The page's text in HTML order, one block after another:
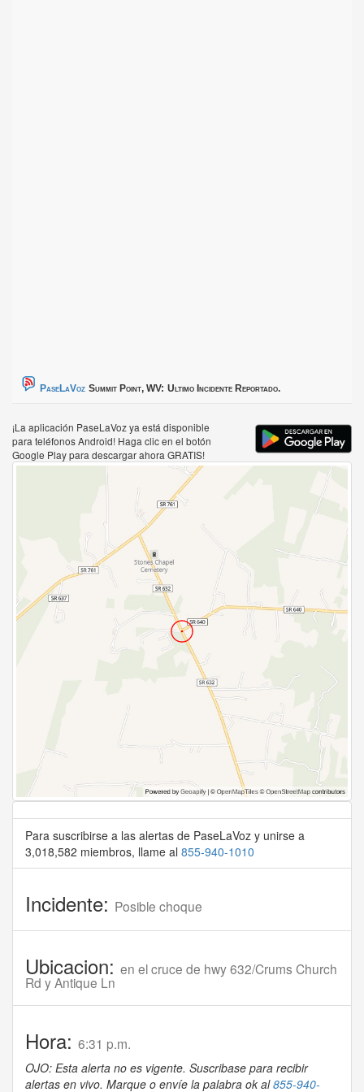
PaseLaVoz Summit Point, WV: Ultimo Incidente Reportado.
¡La aplicación PaseLaVoz ya está disponible
para teléfonos Android! Haga clic en el botón
Google Play para descargar ahora GRATIS!
Para suscribirse a las alertas de PaseLaVoz y unirse a
3,018,582 miembros, llame al 855-940-1010
Incidente: Posible choque
Ubicacion: en el cruce de hwy 632/Crums Church
Rd y Antique Ln
Hora: 6:31 p.m.
OJO: Esta alerta no es vigente. Suscribase para recibir
alertas en vivo. Marque o envíe la palabra ok al855-940-